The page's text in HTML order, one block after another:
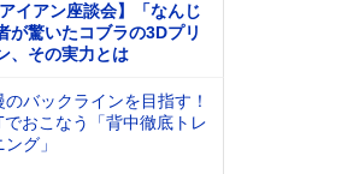
イアン座談会】「なんじ
が驚いたコブラの3Dプリ
、その実力とは
のバックラインを目指す！
でおこなう「背中徹底トレ
グ」